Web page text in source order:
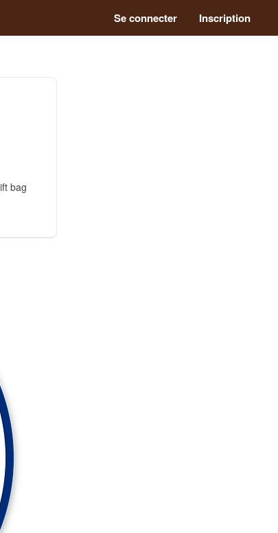
Se connecter Inscription
bag